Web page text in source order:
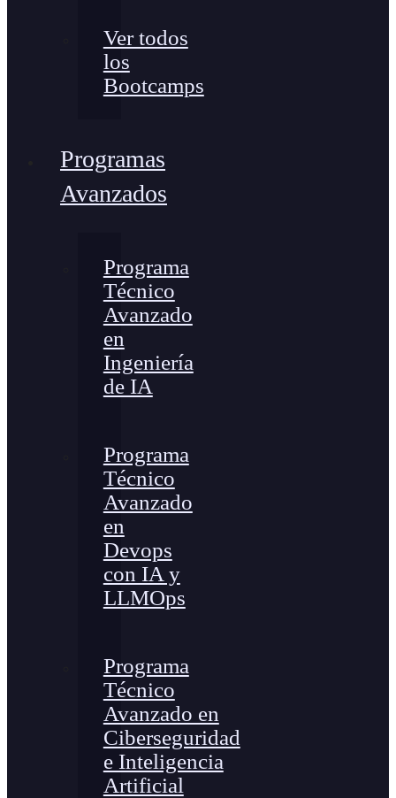
Ver todos
los
Bootcamps
Programas
Avanzados
Programa
Técnico
Avanzado
en
Ingeniería
de IA
Programa
Técnico
Avanzado
en
Devops
con IA y
LLMOps
Programa
Técnico
Avanzado en
Ciberseguridad
e Inteligencia
Artificial